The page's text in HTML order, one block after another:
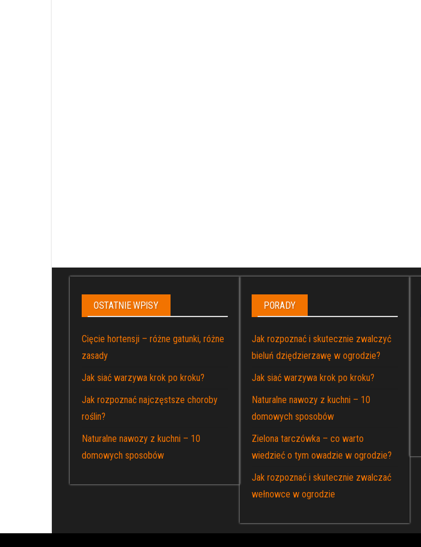
OSTATNIE WPISY
Cięcie hortensji – różne gatunki, różne
zasady
Jak siać warzywa krok po kroku?
Jak rozpoznać najczęstsze choroby
roślin?
Naturalne nawozy z kuchni – 10
domowych sposobów
PORADY
Jak rozpoznać i skutecznie zwalczyć
bieluń dziędzierzawę w ogrodzie?
Jak siać warzywa krok po kroku?
Naturalne nawozy z kuchni – 10
domowych sposobów
Zielona tarczówka – co warto
wiedzieć o tym owadzie w ogrodzie?
Jak rozpoznać i skutecznie zwalczać
wełnowce w ogrodzie